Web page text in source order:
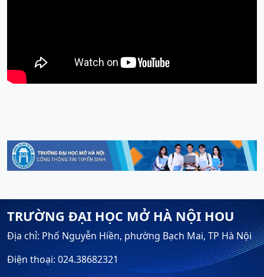
TRƯỜNG ĐẠI HỌC MỞ HÀ NỘI HOU
Địa chỉ: Phố Nguyễn Hiền, phường Bạch Mai, TP Hà Nội
Điện thoại: 024.38682321